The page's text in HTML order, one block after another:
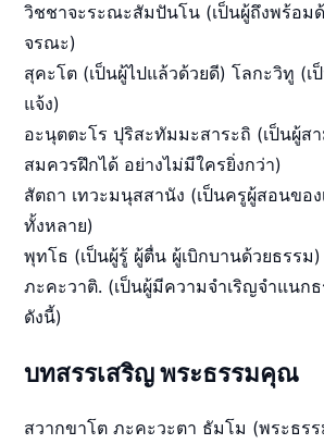
วิชชาจะระณะสัมปันโน (เป็นผู้ถึงพร้อม
จรณะ)
สุคะโต (เป็นผู้ไปแล้วด้วยดี) โลกะวิทู (เ
แจ้ง)
อะนุตตะโร ปุริสะทัมมะสาระถิ (เป็นผู้ส
สมควรฝึกได้ อย่างไม่มีใครยิ่งกว่า)
สัตถา เทวะมนุสสานัง (เป็นครูผู้สอนขอ
ทั้งหลาย)
พุทโธ (เป็นผู้รู้ ผู้ตื่น ผู้เบิกบานด้วยธรรม)
ภะคะวาติ. (เป็นผู้มีความจำเริญจำแนก
ดังนี้)
บทสรรเสริญ พระธรรมคุณ
สวากขาโต ภะคะวะตา ธัมโม (พระธร